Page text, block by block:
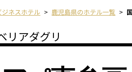
ジネスホテル 鹿児島県のホテル一覧
リアダグリ